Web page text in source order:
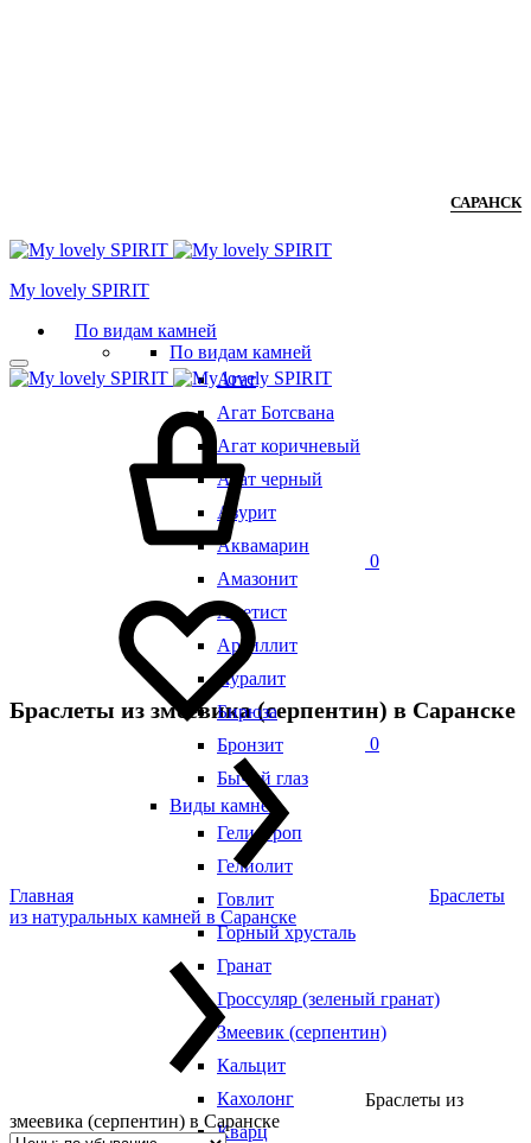
САРАНСК
Мy lovely SPIRIT
По видам камней
По видам камней
Агат
Агат Ботсвана
Агат коричневый
Агат черный
Азурит
Аквамарин
Амазонит
Аметист
Аргиллит
Ауралит
Бирюза
Бронзит
Бычий глаз
Виды камней
Гелиотроп
Гелиолит
Говлит
Горный хрусталь
Гранат
Гроссуляр (зеленый гранат)
Змеевик (серпентин)
Кальцит
Кахолонг
Кварц
0
0
Браслеты из змеевика (серпентин) в Саранске
Главная
Браслеты
из натуральных камней в Саранске
Браслеты из
змеевика (серпентин) в Саранске